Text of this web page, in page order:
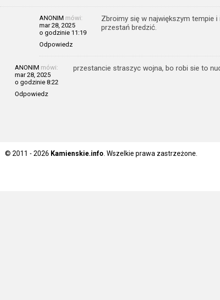
ANONIM mówi:
mar 28, 2025
o godzinie 11:19
Odpowiedz
Zbroimy się w największym tempie
przestań bredzić.
ANONIM mówi:
mar 28, 2025
o godzinie 8:22
Odpowiedz
przestancie straszyc wojna, bo robi sie to
© 2011 - 2026 Kamienskie.info . Wszelkie prawa zastrzeżone.